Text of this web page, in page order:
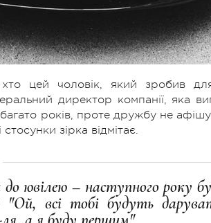
цей чоловік, який зробив
директор компанії, яка
багато років, проте дружбу не
зірка відмітає.
ювілею – наступного року
"Ой, всі тобі будуть